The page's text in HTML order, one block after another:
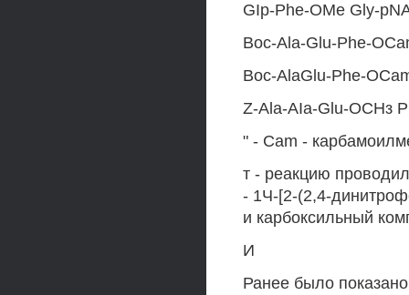
GIp-Phe-OMe Gly-
Boc-Ala-Glu-Phe-
Boc-AlaGlu-Phe-
Z-Ala-AIa-Glu-ОСНз
" - Cam -
т - реакцию
- 1Ч-[2-(2,4-
и карбоксильный
И
Ранее было